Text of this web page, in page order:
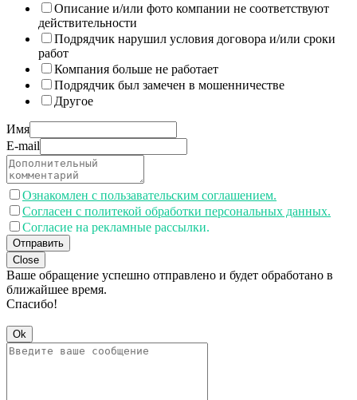
Описание и/или фото компании не соответствуют
действительности
Подрядчик нарушил условия договора и/или сроки
работ
Компания больше не работает
Подрядчик был замечен в мошенничестве
Другое
Имя
E-mail
Ознакомлен с пользавательским соглашением.
Согласен с политекой обработки персональных данных.
Согласие на рекламные рассылки.
Отправить
Close
Ваше обращение успешно отправлено и будет обработано в
ближайшее время.
Спасибо!
Ok